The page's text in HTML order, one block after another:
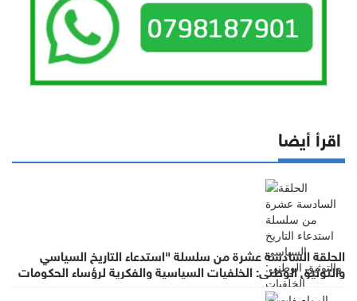
اقرأ أيضا
الحلقة السادسة عشرة من سلسلة "استدعاء التاريخ السياسي
والتوثيق الوطني: الخلفيات السياسية والفكرية لرؤساء الحكومات
في عهد الملك الحسين بن طلال (١٩٥٣- ١٩٩٩)"